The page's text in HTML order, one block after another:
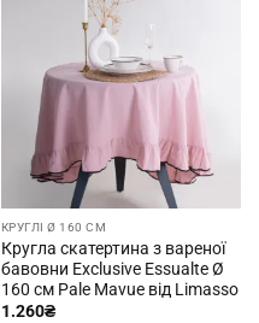
КРУГЛІ Ø 160 СМ
Кругла скатертина з вареної
бавовни Exclusive Essualte Ø
160 см Pale Mavue від Limasso
1.260₴